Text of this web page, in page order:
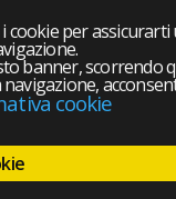
cookie per
banner, scorrendo
cookie